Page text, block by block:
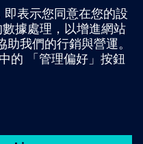
現場、線上或於我們的
請填寫下方的諮詢表單。此
上）。提供您的聯絡資料及
。